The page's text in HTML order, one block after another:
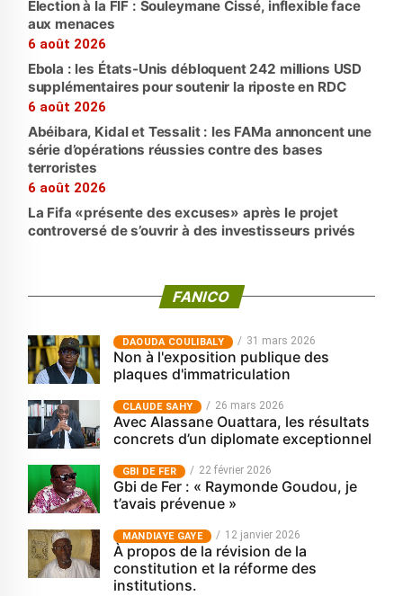
Élection à la FIF : Souleymane Cissé, inflexible face
aux menaces
6 août 2026
Ebola : les États-Unis débloquent 242 millions USD
supplémentaires pour soutenir la riposte en RDC
6 août 2026
Abéibara, Kidal et Tessalit : les FAMa annoncent une
série d’opérations réussies contre des bases
terroristes
6 août 2026
La Fifa «présente des excuses» après le projet
controversé de s’ouvrir à des investisseurs privés
FANICO
‎DAOUDA COULIBALY 31 mars 2026
Non à l'exposition publique des
plaques d'immatriculation
CLAUDE SAHY 26 mars 2026
Avec Alassane Ouattara, les résultats
concrets d’un diplomate exceptionnel
GBI DE FER 22 février 2026
Gbi de Fer : « Raymonde Goudou, je
t’avais prévenue »
MANDIAYE GAYE 12 janvier 2026
À propos de la révision de la
constitution et la réforme des
institutions.